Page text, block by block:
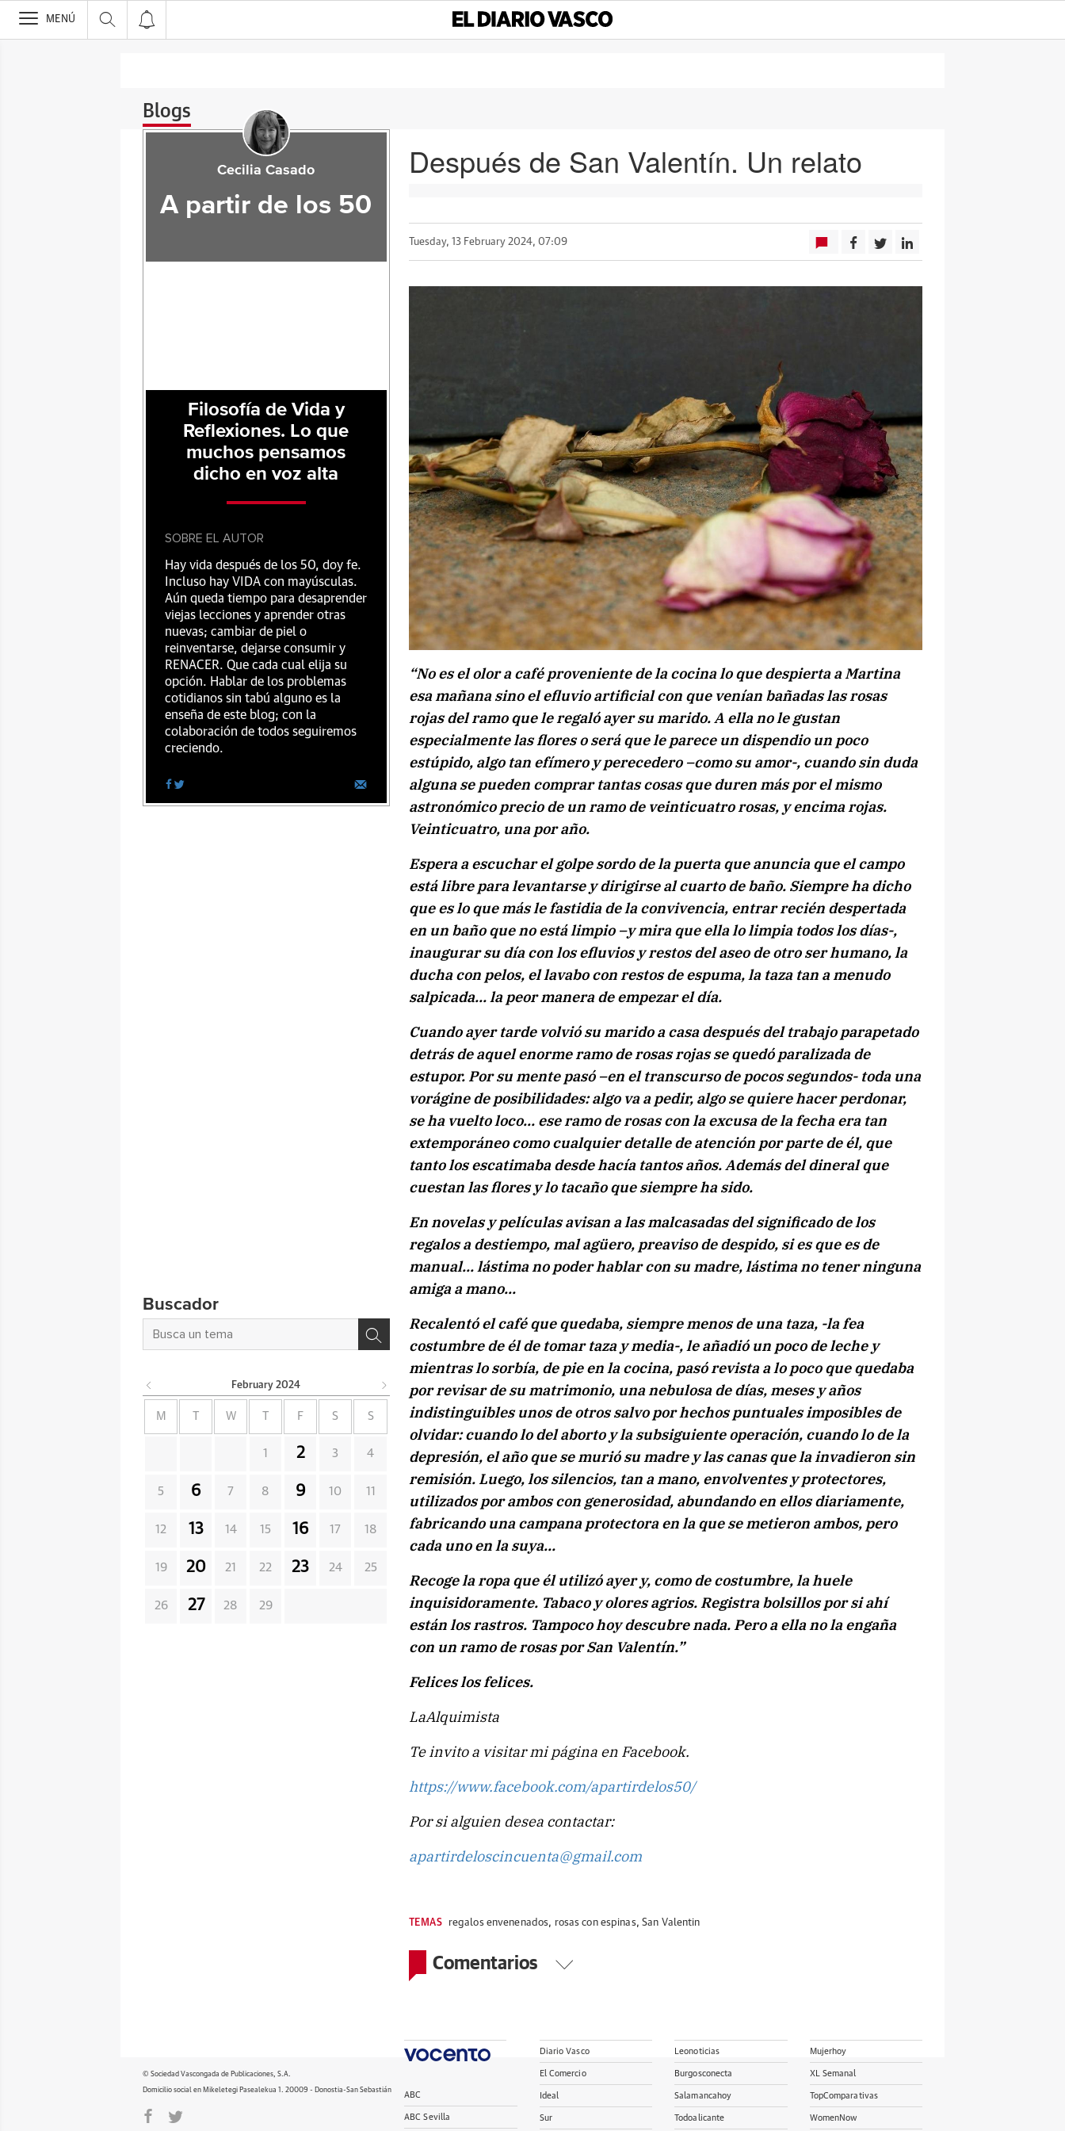
>
MENÚ
Blogs
Después de San Valentín. Un relato
Tuesday, 13 February 2024, 07:09
“No es el olor a café proveniente de la cocina lo que despierta a Martina
esa mañana sino el efluvio artificial con que venían bañadas las rosas
rojas del ramo que le regaló ayer su marido. A ella no le gustan
especialmente las flores o será que le parece un dispendio un poco
estúpido, algo tan efímero y perecedero –como su amor-, cuando sin duda
alguna se pueden comprar tantas cosas que duren más por el mismo
astronómico precio de un ramo de veinticuatro rosas, y encima rojas.
Veinticuatro, una por año.
Espera a escuchar el golpe sordo de la puerta que anuncia que el campo
está libre para levantarse y dirigirse al cuarto de baño. Siempre ha dicho
que es lo que más le fastidia de la convivencia, entrar recién despertada
en un baño que no está limpio –y mira que ella lo limpia todos los días-,
inaugurar su día con los efluvios y restos del aseo de otro ser humano, la
ducha con pelos, el lavabo con restos de espuma, la taza tan a menudo
salpicada… la peor manera de empezar el día.
Cuando ayer tarde volvió su marido a casa después del trabajo parapetado
detrás de aquel enorme ramo de rosas rojas se quedó paralizada de
estupor. Por su mente pasó –en el transcurso de pocos segundos- toda una
vorágine de posibilidades: algo va a pedir, algo se quiere hacer perdonar,
se ha vuelto loco… ese ramo de rosas con la excusa de la fecha era tan
extemporáneo como cualquier detalle de atención por parte de él, que
tanto los escatimaba desde hacía tantos años. Además del dineral que
cuestan las flores y lo tacaño que siempre ha sido.
En novelas y películas avisan a las malcasadas del significado de los
regalos a destiempo, mal agüero, preaviso de despido, si es que es de
manual… lástima no poder hablar con su madre, lástima no tener ninguna
amiga a mano…
Recalentó el café que quedaba, siempre menos de una taza, -la fea
costumbre de él de tomar taza y media-, le añadió un poco de leche y
mientras lo sorbía, de pie en la cocina, pasó revista a lo poco que quedaba
por revisar de su matrimonio, una nebulosa de días, meses y años
indistinguibles unos de otros salvo por hechos puntuales imposibles de
olvidar: cuando lo del aborto y la subsiguiente operación, cuando lo de la
depresión, el año que se murió su madre y las canas que la invadieron sin
remisión. Luego, los silencios, tan a mano, envolventes y protectores,
utilizados por ambos con generosidad, abundando en ellos diariamente,
fabricando una campana protectora en la que se metieron ambos, pero
cada uno en la suya…
Recoge la ropa que él utilizó ayer y, como de costumbre, la huele
inquisidoramente. Tabaco y olores agrios. Registra bolsillos por si ahí
están los rastros. Tampoco hoy descubre nada. Pero a ella no la engaña
con un ramo de rosas por San Valentín.”
Felices los felices.
LaAlquimista
Te invito a visitar mi página en Facebook.
https://www.facebook.com/apartirdelos50/
Por si alguien desea contactar:
apartirdeloscincuenta@gmail.com
TEMAS regalos envenenados, rosas con espinas,San Valentin
Comentarios
Cecilia Casado
A partir de los 50
Filosofía de Vida y
Reflexiones. Lo que
muchos pensamos
dicho en voz alta
SOBRE EL AUTOR
Hay vida después de los 50, doy fe.
Incluso hay VIDA con mayúsculas.
Aún queda tiempo para desaprender
viejas lecciones y aprender otras
nuevas; cambiar de piel o
reinventarse, dejarse consumir y
RENACER. Que cada cual elija su
opción. Hablar de los problemas
cotidianos sin tabú alguno es la
enseña de este blog; con la
colaboración de todos seguiremos
creciendo.
Buscador
February 2024
M W F S S
1 2 3 4
5 6 7 8 9 10 11
12 13 14 15 16 17 18
19 20 21 22 23 24 25
26 27 28 29
© Sociedad Vascongada de Publicaciones, S.A.
Domicilio social en Mikeletegi Pasealekua 1. 20009 - Donostia-San Sebastián
ABC
ABC Sevilla
Diario Vasco
El Comercio
Ideal
Sur
Leonoticias
Burgosconecta
Salamancahoy
Todoalicante
Mujerhoy
XL Semanal
TopComparativas
WomenNow